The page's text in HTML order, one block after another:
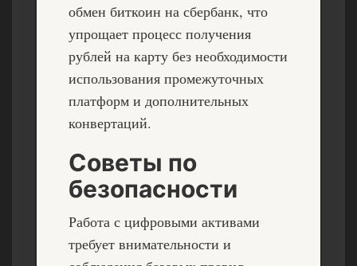
обмен биткоин на сбербанк, что
упрощает процесс получения
рублей на карту без необходимости
использования промежуточных
платформ и дополнительных
конвертаций.
Советы по
безопасности
Работа с цифровыми активами
требует внимательности и